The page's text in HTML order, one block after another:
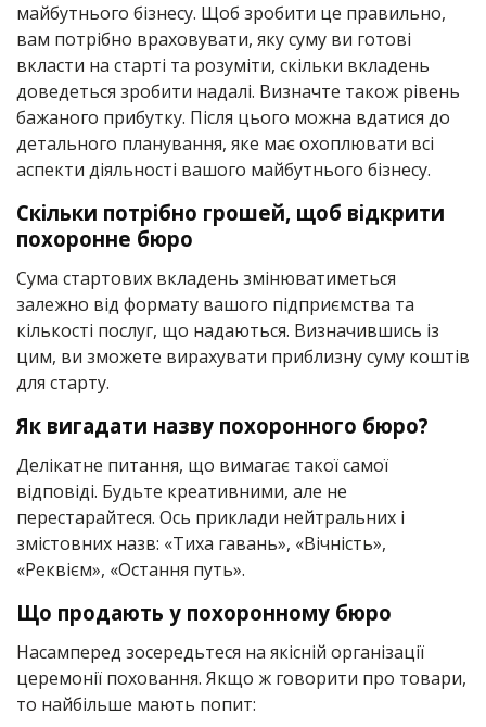
майбутнього бізнесу. Щоб зробити це правильно,
вам потрібно враховувати, яку суму ви готові
вкласти на старті та розуміти, скільки вкладень
доведеться зробити надалі. Визначте також рівень
бажаного прибутку. Після цього можна вдатися до
детального планування, яке має охоплювати всі
аспекти діяльності вашого майбутнього бізнесу.
Скільки потрібно грошей, щоб відкрити
похоронне бюро
Сума стартових вкладень змінюватиметься
залежно від формату вашого підприємства та
кількості послуг, що надаються. Визначившись із
цим, ви зможете вирахувати приблизну суму коштів
для старту.
Як вигадати назву похоронного бюро?
Делікатне питання, що вимагає такої самої
відповіді. Будьте креативними, але не
перестарайтеся. Ось приклади нейтральних і
змістовних назв: «Тиха гавань», «Вічність»,
«Реквієм», «Остання путь».
Що продають у похоронному бюро
Насамперед зосередьтеся на якісній організації
церемонії поховання. Якщо ж говорити про товари,
то найбільше мають попит: